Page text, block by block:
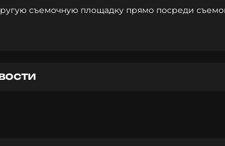
съемочную площадку прямо посреди